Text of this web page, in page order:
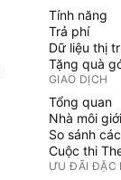
Tính năng
Trả phí
Dữ liệu thị
Tặng quà
GIAO DỊCH
Tổng quan
Nhà môi giới
So sánh
Cuộc thi
ƯU ĐÃI ĐẶC